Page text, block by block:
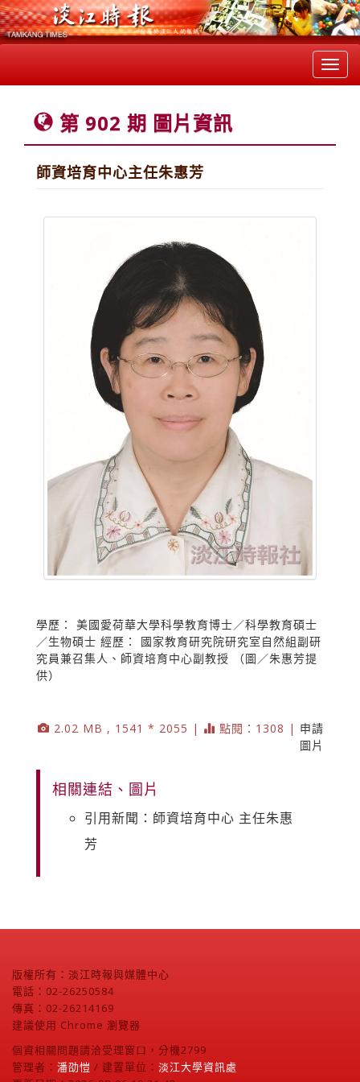
第 902 期 圖片資訊
師資培育中心主任朱惠芳
學歷： 美國愛荷華大學科學教育博士／科學教育碩士
／生物碩士 經歷： 國家教育研究院研究室自然組副研
究員兼召集人、師資培育中心副教授 （圖／朱惠芳提
供）
2.02 MB , 1541 * 2055 | 點閱：1308 | 申請
圖片
相關連結、圖片
引用新聞：師資培育中心 主任朱惠
芳
版權所有：淡江時報與媒體中心
電話：02-26250584
傳真：02-26214169
建議使用 Chrome 瀏覽器
個資相關問題請洽受理窗口，分機2799
管理者： 潘劭愷 / 建置單位： 淡江大學資訊處